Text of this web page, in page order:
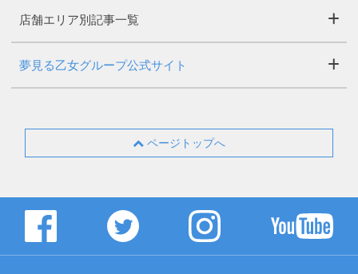
店舗エリア別記事一覧
夢見る乙女グループ公式サイト
ページトップへ